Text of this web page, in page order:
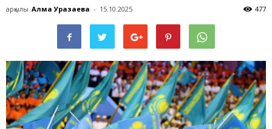
арқылы Алма Уразаева - 15.10.2025 477